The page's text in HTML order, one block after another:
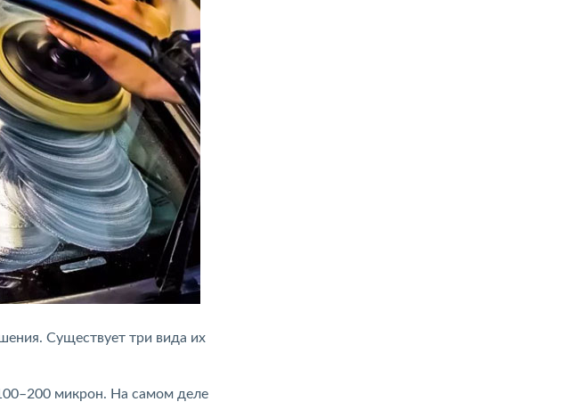
Существует три вида их
микрон. На самом деле